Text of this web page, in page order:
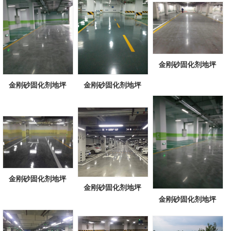
金刚砂固化剂地坪 金刚砂固化剂地坪
金刚砂固化剂地坪
金刚砂固化剂地坪
金刚砂固化剂地坪
金刚砂固化剂地坪